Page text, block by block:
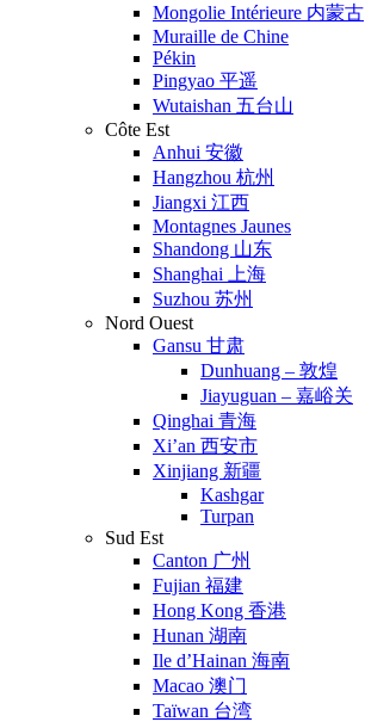
Mongolie Intérieure 内蒙古
Muraille de Chine
Pékin
Pingyao 平遥
Wutaishan 五台山
Côte Est
Anhui 安徽
Hangzhou 杭州
Jiangxi 江西
Montagnes Jaunes
Shandong 山东
Shanghai 上海
Suzhou 苏州
Nord Ouest
Gansu 甘肃
Dunhuang – 敦煌
Jiayuguan – 嘉峪关
Qinghai 青海
Xi’an 西安市
Xinjiang 新疆
Kashgar
Turpan
Sud Est
Canton 广州
Fujian 福建
Hong Kong 香港
Hunan 湖南
Ile d’Hainan 海南
Macao 澳门
Taïwan 台湾